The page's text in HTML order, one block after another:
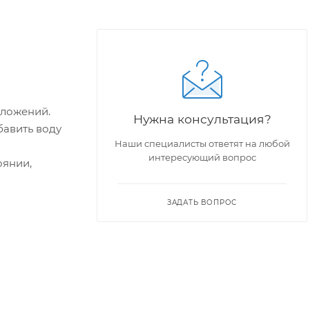
воду
Нужна консультация?
Наши специалисты ответят на любой
интересующий вопрос
ЗАДАТЬ ВОПРОС